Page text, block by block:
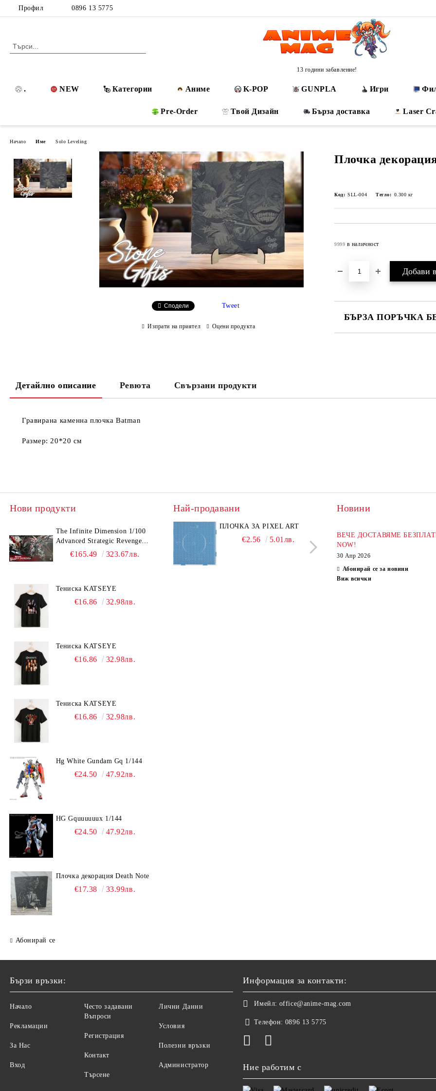
Профил 0896 13 5775
13 години забавление!
. NEW Категории Аниме K-POP GUNPLA Игри
Pre-Order Твой Дизайн Бърза доставка Laser
Начало Име Solo Leveling
Плочка
Код: SLL-004 Тегло: 0.300 кг
9999 в наличност
БЪРЗА ПОРЪЧКА
Сподели Tweet
Изпрати на приятел Оцени продукта
Детайлно описание Ревюта Свързани продукти
Гравирана каменна плочка Batman
Размер: 20*20 см
Нови продукти
The Infinite Dimension 1/100
Advanced Strategic Revenge
Titan RT-002 Nemesis
€165.49 323.67лв.
Тениска KATSEYE
€16.86 32.98лв.
Тениска KATSEYE
€16.86 32.98лв.
Тениска KATSEYE
€16.86 32.98лв.
Hg White Gundam Gq 1/144
€24.50 47.92лв.
HG Gquuuuuux 1/144
€24.50 47.92лв.
Плочка декорация Death Note
€17.38 33.99лв.
Абонирай се
Най-продавани
ПЛОЧКА ЗА PIXEL ART
€2.56 5.01лв. €2.04
Новини
ВЕЧЕ ДОСТАВЯМЕ
NOW!
30 Апр 2026
Абонирай се за новини
Виж всички
Бързи връзки:
Начало
Рекламации
За Нас
Вход
Често задавани
Въпроси
Регистрация
Контакт
Търсене
Лични Данни
Условия
Полезни връзки
Администратор
Информация за контакти:
Имейл: office@anime-mag.com
Телефон: 0896 13 5775
Ние работим с